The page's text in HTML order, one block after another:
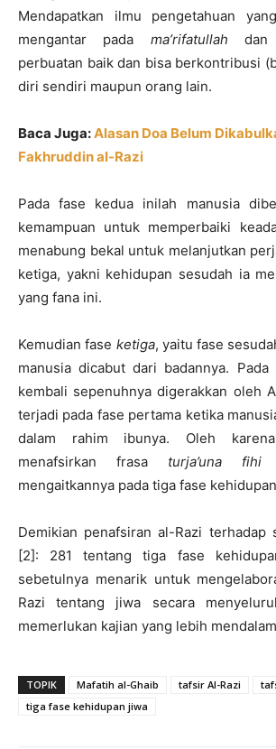
Mendapatkan ilmu pengetahuan
mengantar pada ma’rifatullah
perbuatan baik dan bisa berkontribusi
diri sendiri maupun orang lain.
Baca Juga:Alasan Doa Belum
Fakhruddin al-Razi
Pada fase kedua inilah manusia
kemampuan untuk memperbaiki
menabung bekal untuk melanjutkan
ketiga, yakni kehidupan sesudah ia
yang fana ini.
Kemudian fase ketiga, yaitu fase
manusia dicabut dari badannya.
kembali sepenuhnya digerakkan oleh
terjadi pada fase pertama ketika
dalam rahim ibunya. Oleh
menafsirkan frasa turja’una
mengaitkannya pada tiga fase
Demikian penafsiran al-Razi terhadap
[2]: 281 tentang tiga fase
sebetulnya menarik untuk
Razi tentang jiwa secara
memerlukan kajian yang lebih
TOPIK Mafatih al-Ghaib tafsir Al-Razi
tiga fase kehidupan jiwa